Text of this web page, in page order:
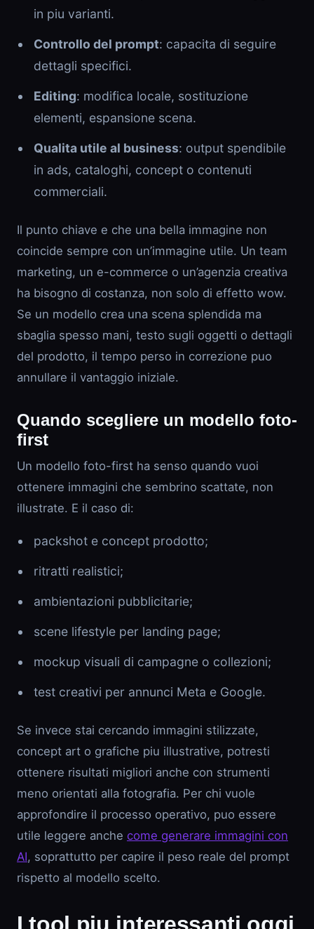
in piu varianti.
Controllo del prompt: capacita di seguire
dettagli specifici.
Editing: modifica locale, sostituzione
elementi, espansione scena.
Qualita utile al business: output spendibile
in ads, cataloghi, concept o contenuti
commerciali.
Il punto chiave e che una bella immagine non
coincide sempre con un’immagine utile. Un team
marketing, un e-commerce o un’agenzia creativa
ha bisogno di costanza, non solo di effetto wow.
Se un modello crea una scena splendida ma
sbaglia spesso mani, testo sugli oggetti o dettagli
del prodotto, il tempo perso in correzione puo
annullare il vantaggio iniziale.
Quando scegliere un modello foto-
first
Un modello foto-first ha senso quando vuoi
ottenere immagini che sembrino scattate, non
illustrate. E il caso di:
packshot e concept prodotto;
ritratti realistici;
ambientazioni pubblicitarie;
scene lifestyle per landing page;
mockup visuali di campagne o collezioni;
test creativi per annunci Meta e Google.
Se invece stai cercando immagini stilizzate,
concept art o grafiche piu illustrative, potresti
ottenere risultati migliori anche con strumenti
meno orientati alla fotografia. Per chi vuole
approfondire il processo operativo, puo essere
utile leggere anche come generare immagini con
AI, soprattutto per capire il peso reale del prompt
rispetto al modello scelto.